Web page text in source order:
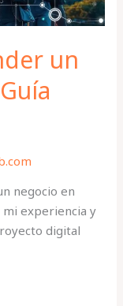
un
negocio en
mi experiencia y
digital